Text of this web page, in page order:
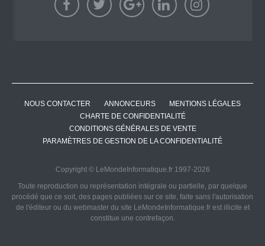
NOUS CONTACTER ANNONCEURS
MENTIONS LÉGALES
CHARTE DE CONFIDENTIALITÉ
CONDITIONS GÉNÉRALES DE VENTE
PARAMÈTRES DE GESTION DE LA CONFIDENTIALITÉ
Copyright © LeMondeInformatique.fr 1997-2026
Toute reproduction ou représentation intégrale ou partielle, par quelque
procédé que ce soit, des pages publiées sur ce site, faite sans l'autorisation
de l'éditeur ou du webmaster du site LeMondeInformatique.fr est illicite et
constitue une contrefaçon.